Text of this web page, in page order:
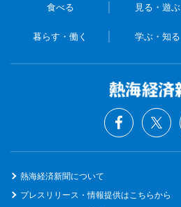
食べる 見る・遊ぶ
暮らす・働く 学ぶ・知る
熱海経済新聞について
プレスリリース・情報提供はこちらから